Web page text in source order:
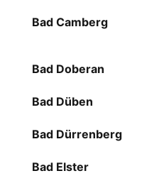
Bad Camberg
Bad Doberan
Bad Düben
Bad Dürrenberg
Bad Elster